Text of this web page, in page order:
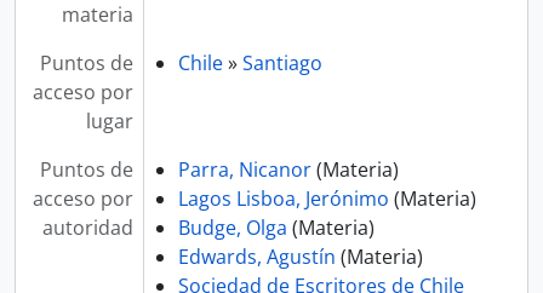
materia
Puntos de
acceso por
lugar
Chile»Santiago
Puntos de
acceso por
autoridad
Parra, Nicanor(Materia)
Lagos Lisboa, Jerónimo (Materia)
Budge, Olga (Materia)
Edwards, Agustín (Materia)
Sociedad de Escritores de Chile